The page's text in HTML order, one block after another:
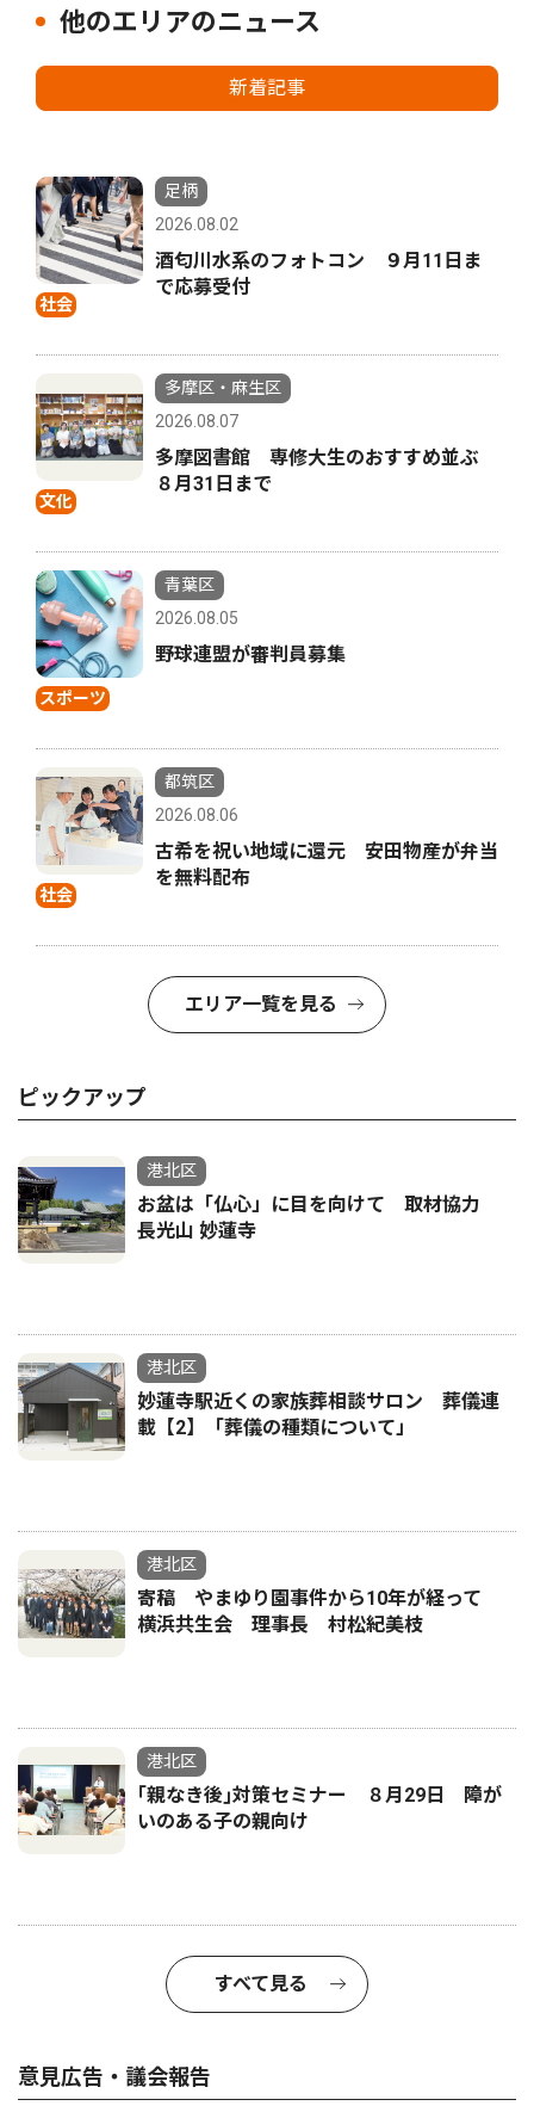
他のエリアのニュース
新着記事
社会
足柄
2026.08.02
酒匂川水系のフォトコン ９月11日ま
で応募受付
文化
多摩区・麻生区
2026.08.07
多摩図書館 専修大生のおすすめ並ぶ
８月31日まで
スポーツ
青葉区
2026.08.05
野球連盟が審判員募集
社会
都筑区
2026.08.06
古希を祝い地域に還元 安田物産が弁当
を無料配布
エリア一覧を見る
ピックアップ
港北区
お盆は「仏心」に目を向けて 取材協力
長光山 妙蓮寺
港北区
妙蓮寺駅近くの家族葬相談サロン 葬儀連
載【2】「葬儀の種類について」
港北区
寄稿 やまゆり園事件から10年が経って
横浜共生会 理事長 村松紀美枝
港北区
｢親なき後｣対策セミナー ８月29日 障が
いのある子の親向け
すべて見る
意見広告・議会報告